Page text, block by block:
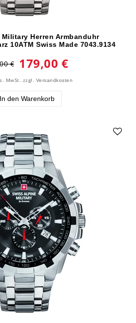
Herren Armbanduhr
10ATM Swiss Made 7043.9134
€ 179,00 €
MwSt. zzgl. Versandkosten
In den Warenkorb